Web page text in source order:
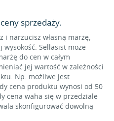
sprzedaży.
i narzucisz własną marżę,
Sellasist może
do cen w całym
jej wartość w zależności
Np. możliwe jest
cena produktu wynosi od 50
cena waha się w przedziale
skonfigurować dowolną